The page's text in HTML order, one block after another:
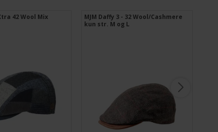
42 Wool Mix
MJM Daffy 3 - 32 Wool/Cashmere
kun str. M og L